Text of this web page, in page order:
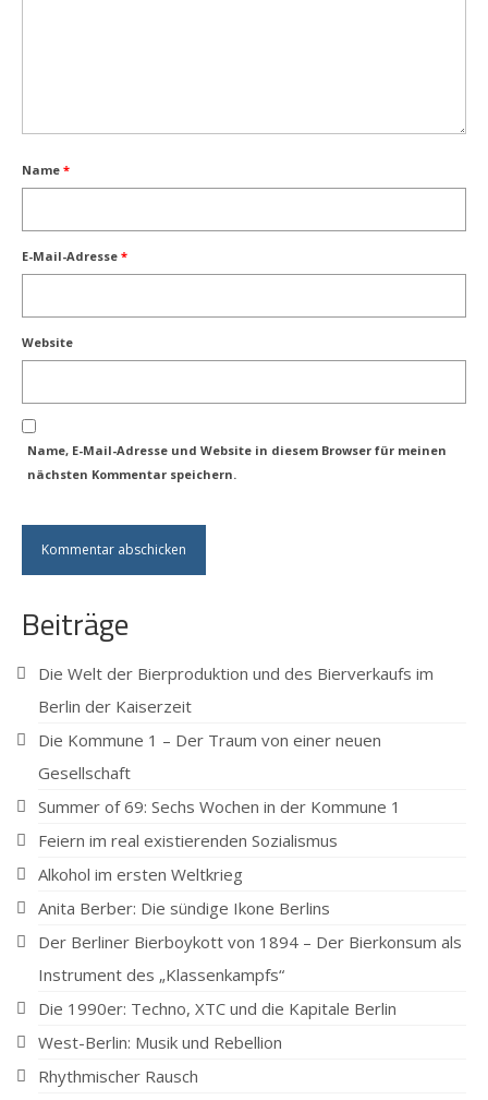
Name *
E-Mail-Adresse *
Website
Name, E-Mail-Adresse und Website in diesem Browser für meinen
nächsten Kommentar speichern.
Beiträge
Die Welt der Bierproduktion und des Bierverkaufs im
Berlin der Kaiserzeit
Die Kommune 1 – Der Traum von einer neuen
Gesellschaft
Summer of 69: Sechs Wochen in der Kommune 1
Feiern im real existierenden Sozialismus
Alkohol im ersten Weltkrieg
Anita Berber: Die sündige Ikone Berlins
Der Berliner Bierboykott von 1894 – Der Bierkonsum als
Instrument des „Klassenkampfs“
Die 1990er: Techno, XTC und die Kapitale Berlin
West-Berlin: Musik und Rebellion
Rhythmischer Rausch